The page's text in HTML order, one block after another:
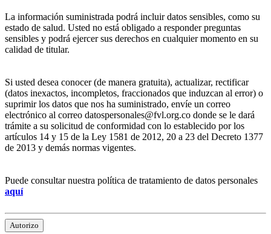
La información suministrada podrá incluir datos sensibles, como su
estado de salud. Usted no está obligado a responder preguntas
sensibles y podrá ejercer sus derechos en cualquier momento en su
calidad de titular.
Si usted desea conocer (de manera gratuita), actualizar, rectificar
(datos inexactos, incompletos, fraccionados que induzcan al error) o
suprimir los datos que nos ha suministrado, envíe un correo
electrónico al correo datospersonales@fvl.org.co donde se le dará
trámite a su solicitud de conformidad con lo establecido por los
artículos 14 y 15 de la Ley 1581 de 2012, 20 a 23 del Decreto 1377
de 2013 y demás normas vigentes.
Puede consultar nuestra política de tratamiento de datos personales
aquí
Autorizo